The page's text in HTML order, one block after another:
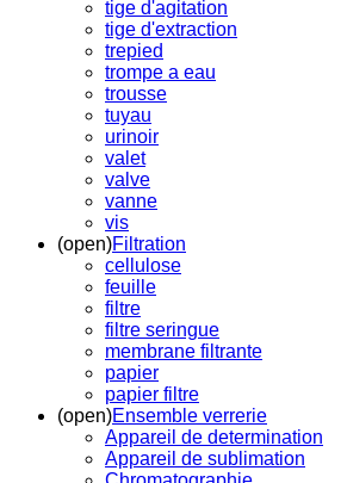
tige d'agitation
tige d'extraction
trepied
trompe a eau
trousse
tuyau
urinoir
valet
valve
vanne
vis
(open)Filtration
cellulose
feuille
filtre
filtre seringue
membrane filtrante
papier
papier filtre
(open)Ensemble verrerie
Appareil de determination
Appareil de sublimation